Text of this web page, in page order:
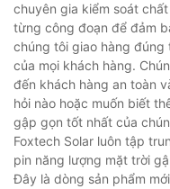
chuyên gia kiểm soát
từng công đoạn để đảm
chúng tôi giao hàng
của mọi khách hàng.
đến khách hàng an toàn
hỏi nào hoặc muốn biết
gập gọn tốt nhất của
Foxtech Solar luôn tập
pin năng lượng mặt trời
Đây là dòng sản phẩm